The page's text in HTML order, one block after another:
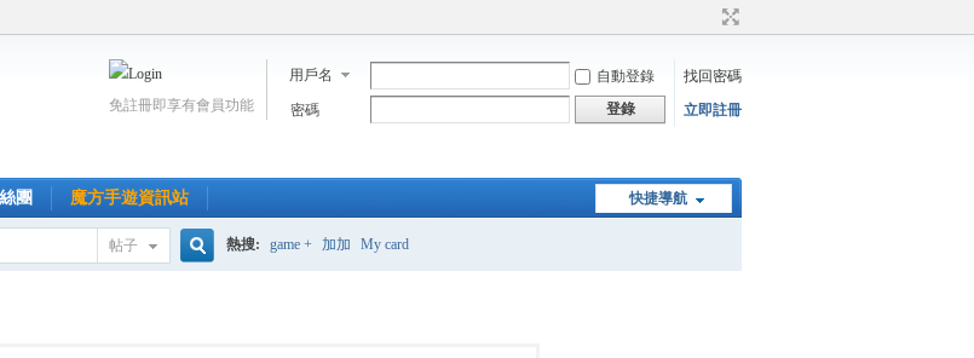
用戶名 自動登錄
找回密碼
密碼
登錄 立即註冊
免註冊即享有會員功能
快捷導航
團 魔方手遊資訊站
帖子 熱搜: game + 加加 My card